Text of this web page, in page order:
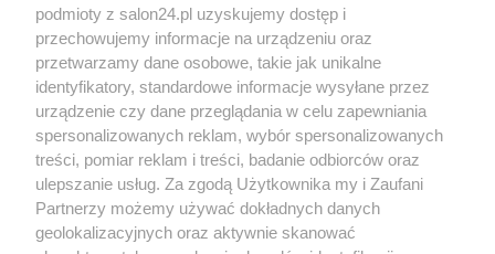
Społeczeństwo
Kultura
X Facebook Instagram Youtube
podmioty z salon24.pl uzyskujemy dostęp i
przechowujemy informacje na urządzeniu oraz
przetwarzamy dane osobowe, takie jak unikalne
identyfikatory, standardowe informacje wysyłane przez
urządzenie czy dane przeglądania w celu zapewniania
spersonalizowanych reklam, wybór spersonalizowanych
treści, pomiar reklam i treści, badanie odbiorców oraz
ulepszanie usług. Za zgodą Użytkownika my i Zaufani
Partnerzy możemy używać dokładnych danych
geolokalizacyjnych oraz aktywnie skanować